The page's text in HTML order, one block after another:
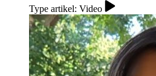
Type artikel: Video